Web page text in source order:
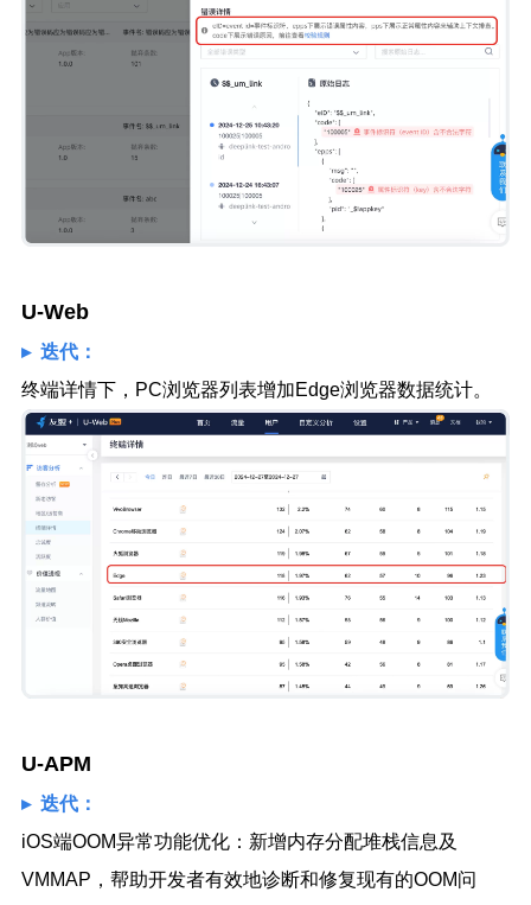
U-Web
▸ 迭代：
终端详情下，PC浏览器列表增加Edge浏览器数据统计。
U-APM
▸ 迭代：
iOS端OOM异常功能优化：新增内存分配堆栈信息及
VMMAP，帮助开发者有效地诊断和修复现有的OOM问